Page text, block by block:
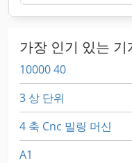
가장 인기 있는
10000 40
3 상 단위
4 축 Cnc 밀링 머신
A1